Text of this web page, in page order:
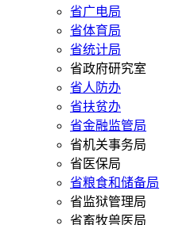
省广电局
省体育局
省统计局
省政府研究室
省人防办
省扶贫办
省金融监管局
省机关事务局
省医保局
省粮食和储备局
省监狱管理局
省畜牧兽医局